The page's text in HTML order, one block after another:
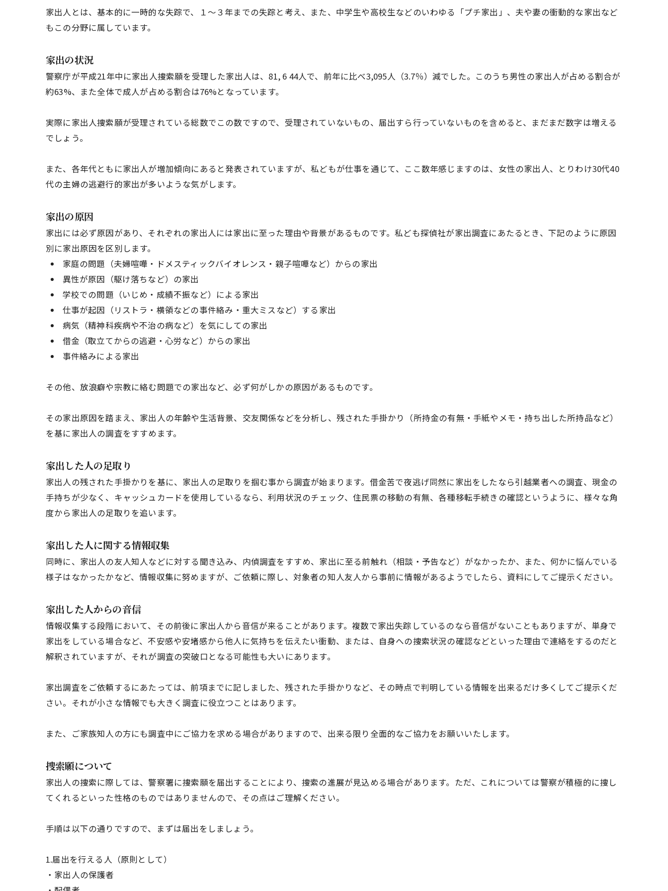
家出人とは、基本的に一時的な失踪で、１～３年までの失踪と考え、また、中学生や高校生などのいわゆる「プチ家出」、夫や妻の衝動的な家出など
もこの分野に属しています。
家出の状況
警察庁が平成21年中に家出人捜索願を受理した家出人は、81, 6 44人で、前年に比べ3,095人（3.7％）減でした。このうち男性の家出人が占める割合が
約63%、また全体で成人が占める割合は76%となっています。
実際に家出人捜索願が受理されている総数でこの数ですので、受理されていないもの、届出すら行っていないものを含めると、まだまだ数字は増える
でしょう。
また、各年代ともに家出人が増加傾向にあると発表されていますが、私どもが仕事を通じて、ここ数年感じますのは、女性の家出人、とりわけ30代40
代の主婦の逃避行的家出が多いような気がします。
家出の原因
家出には必ず原因があり、それぞれの家出人には家出に至った理由や背景があるものです。私ども探偵社が家出調査にあたるとき、下記のように原因
別に家出原因を区別します。
家庭の問題（夫婦喧嘩・ドメスティックバイオレンス・親子喧嘩など）からの家出
異性が原因（駆け落ちなど）の家出
学校での問題（いじめ・成績不振など）による家出
仕事が起因（リストラ・横領などの事件絡み・重大ミスなど）する家出
病気（精神科疾病や不治の病など）を気にしての家出
借金（取立てからの逃避・心労など）からの家出
事件絡みによる家出
その他、放浪癖や宗教に絡む問題での家出など、必ず何がしかの原因があるものです。
その家出原因を踏まえ、家出人の年齢や生活背景、交友関係などを分析し、残された手掛かり（所持金の有無・手紙やメモ・持ち出した所持品など）
を基に家出人の調査をすすめます。
家出した人の足取り
家出人の残された手掛かりを基に、家出人の足取りを掴む事から調査が始まります。借金苦で夜逃げ同然に家出をしたなら引越業者への調査、現金の
手持ちが少なく、キャッシュカードを使用しているなら、利用状況のチェック、住民票の移動の有無、各種移転手続きの確認というように、様々な角
度から家出人の足取りを追います。
家出した人に関する情報収集
同時に、家出人の友人知人などに対する聞き込み、内偵調査をすすめ、家出に至る前触れ（相談・予告など）がなかったか、また、何かに悩んでいる
様子はなかったかなど、情報収集に努めますが、ご依頼に際し、対象者の知人友人から事前に情報があるようでしたら、資料にしてご提示ください。
家出した人からの音信
情報収集する段階において、その前後に家出人から音信が来ることがあります。複数で家出失踪しているのなら音信がないこともありますが、単身で
家出をしている場合など、不安感や安堵感から他人に気持ちを伝えたい衝動、または、自身への捜索状況の確認などといった理由で連絡をするのだと
解釈されていますが、それが調査の突破口となる可能性も大いにあります。
家出調査をご依頼するにあたっては、前項までに記しました、残された手掛かりなど、その時点で判明している情報を出来るだけ多くしてご提示くだ
さい。それが小さな情報でも大きく調査に役立つことはあります。
また、ご家族知人の方にも調査中にご協力を求める場合がありますので、出来る限り全面的なご協力をお願いいたします。
捜索願について
家出人の捜索に際しては、警察署に捜索願を届出することにより、捜索の進展が見込める場合があります。ただ、これについては警察が積極的に捜し
てくれるといった性格のものではありませんので、その点はご理解ください。
手順は以下の通りですので、まずは届出をしましょう。
1.届出を行える人（原則として）
・家出人の保護者